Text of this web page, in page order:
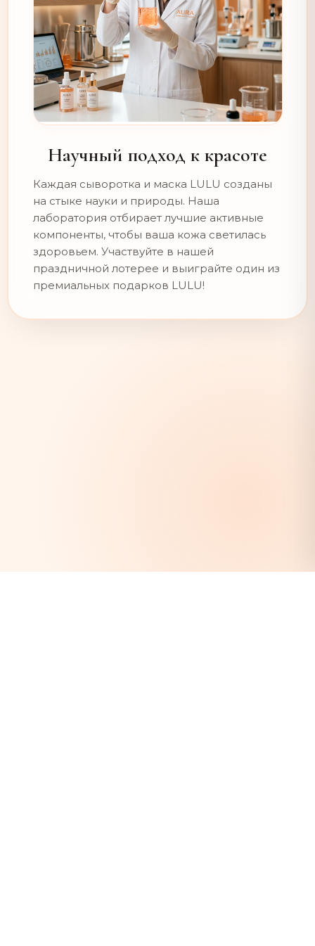
Научный подход к красоте
Каждая сыворотка и маска LULU созданы
на стыке науки и природы. Наша
лаборатория отбирает лучшие активные
компоненты, чтобы ваша кожа светилась
здоровьем. Участвуйте в нашей
праздничной лотерее и выиграйте один из
премиальных подарков LULU!